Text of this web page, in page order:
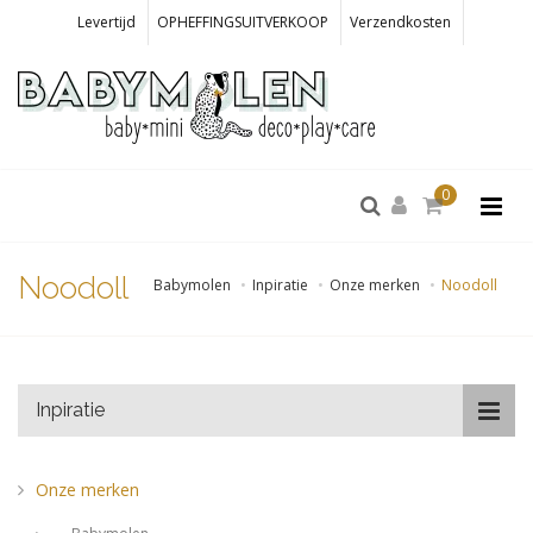
Levertijd OPHEFFINGSUITVERKOOP Verzendkosten
0
Babymolen Inpiratie Onze merken Noodoll
Noodoll
Inpiratie
Onze merken